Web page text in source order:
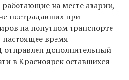
на месте аварии,
пострадавших при
на попутном транспорте
настоящее время
дополнительный
в Красноярск оставшихся